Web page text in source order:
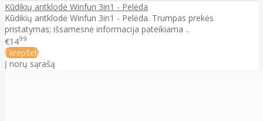
Kūdikių antklodė Winfun 3in1 - Pelėda
Kūdikių antklodė Winfun 3in1 - Pelėda. Trumpas prekės
pristatymas; išsamesnė informacija pateikiama ..
€1499
Į krepšelį
Į norų sąrašą